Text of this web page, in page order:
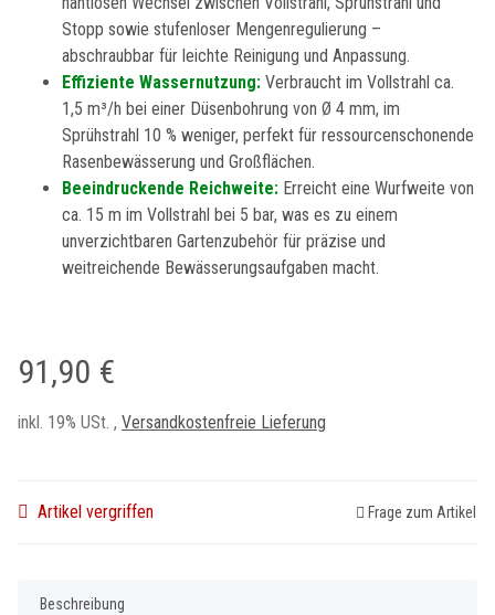
Stopp sowie stufenloser Mengenregulierung –
abschraubbar für leichte Reinigung und Anpassung.
Effiziente Wassernutzung: Verbraucht im Vollstrahl ca.
1,5 m³/h bei einer Düsenbohrung von Ø 4 mm, im
Sprühstrahl 10 % weniger, perfekt für ressourcenschonende
Rasenbewässerung und Großflächen.
Beeindruckende Reichweite: Erreicht eine Wurfweite von
ca. 15 m im Vollstrahl bei 5 bar, was es zu einem
unverzichtbaren Gartenzubehör für präzise und
weitreichende Bewässerungsaufgaben macht.
91,90 €
inkl. 19% USt. , Versandkostenfreie Lieferung
Artikel vergriffen Frage zum Artikel
Beschreibung